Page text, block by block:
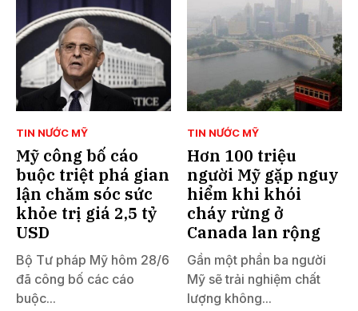
TIN NƯỚC MỸ
Mỹ công bố cáo
buộc triệt phá gian
lận chăm sóc sức
khỏe trị giá 2,5 tỷ
USD
Bộ Tư pháp Mỹ hôm 28/6
đã công bố các cáo
buộc...
TIN NƯỚC MỸ
Hơn 100 triệu
người Mỹ gặp nguy
hiểm khi khói
cháy rừng ở
Canada lan rộng
Gần một phần ba người
Mỹ sẽ trải nghiệm chất
lượng không...